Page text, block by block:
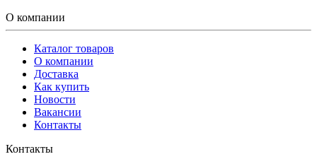
О компании
Каталог товаров
О компании
Доставка
Как купить
Новости
Вакансии
Контакты
Контакты